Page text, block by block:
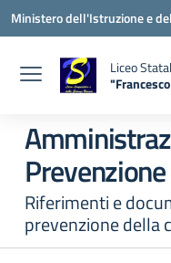
Vai ai contenuti
Vai al menu di navigazione
Vai al footer
Ministero dell'Istruzione e
Liceo
Riferimenti e
prevenzione della